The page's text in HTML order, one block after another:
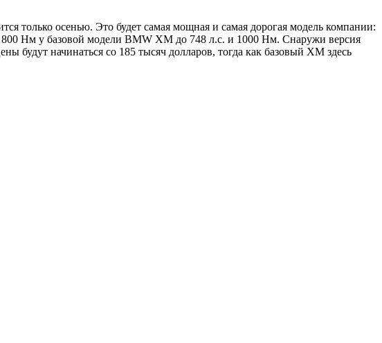
только осенью. Это будет самая мощная и самая дорогая модель компании:
800 Нм у базовой модели BMW XM до 748 л.с. и 1000 Нм. Снаружи версия
будут начинаться со 185 тысяч долларов, тогда как базовый XM здесь